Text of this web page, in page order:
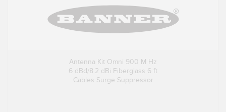
Antenna Kit Omni 900 M Hz
6 dBd/8.2 dBi Fiberglass 6 ft
Cables Surge Suppressor